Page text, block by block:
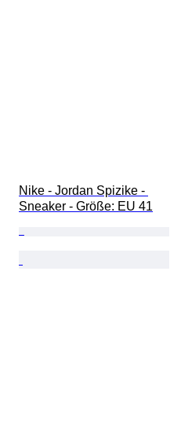
Nike - Jordan Spizike -
Sneaker - Größe: EU 41